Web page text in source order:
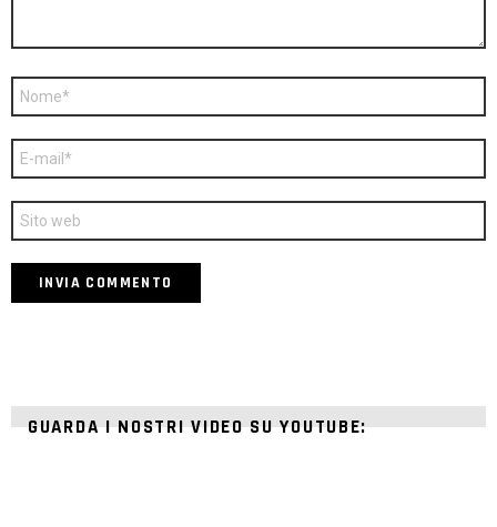
Nome
E-
mail
*
Sito
web
GUARDA I NOSTRI VIDEO SU YOUTUBE: